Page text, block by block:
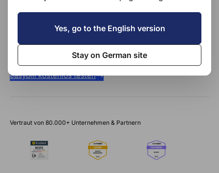
E-Rechnungs-Champion
Belegerfassung mit KI
Kostenloser persönlicher Einrichtungs-Service
easybill kostenlos testen
Vertraut von 80.000+ Unternehmen & Partnern
Yes, go to the English version
Stay on German site